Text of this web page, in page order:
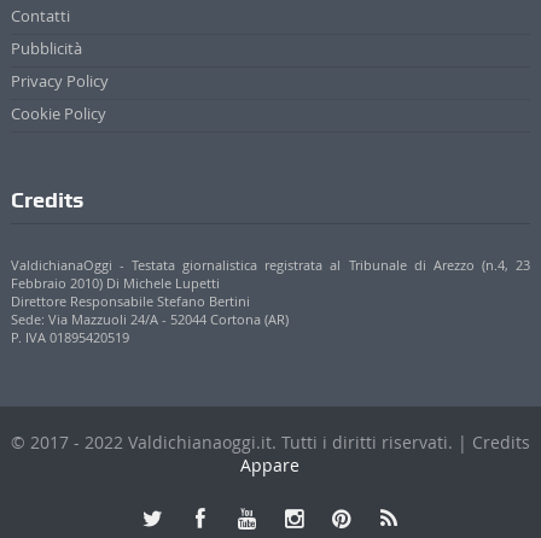
Contatti
Pubblicità
Privacy Policy
Cookie Policy
Credits
ValdichianaOggi - Testata giornalistica registrata al Tribunale di Arezzo (n.4, 23
Febbraio 2010) Di Michele Lupetti
Direttore Responsabile Stefano Bertini
Sede: Via Mazzuoli 24/A - 52044 Cortona (AR)
P. IVA 01895420519
© 2017 - 2022 Valdichianaoggi.it. Tutti i diritti riservati. | Credits
Appare